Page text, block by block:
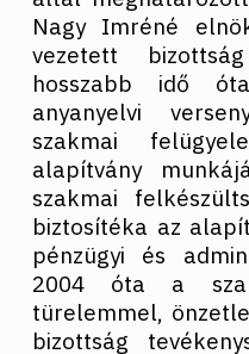
Nagy Imréné
vezetett
hosszabb idő
anyanyelvi
szakmai
alapítvány
szakmai
biztosítéka az
pénzügyi és
2004 óta a
türelemmel,
bizottság